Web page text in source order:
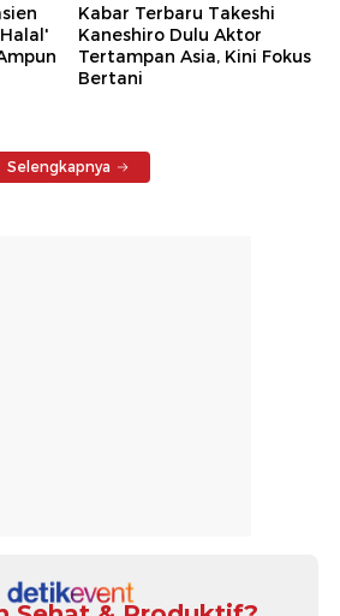
Kabar Terbaru Takeshi
Kaneshiro Dulu Aktor
Tertampan Asia, Kini Fokus
Bertani
Selengkapnya